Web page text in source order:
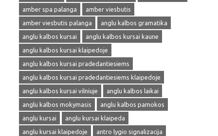
amber spa palanga
amber viesbutis
amber viesbutis palanga
anglu kalbos gramatika
anglu kalbos kursai
anglu kalbos kursai kaune
anglu kalbos kursai klaipedoje
anglu kalbos kursai pradedantiesiems
anglu kalbos kursai pradedantiesiems klaipedoje
anglu kalbos kursai vilniuje
anglu kalbos laikai
anglu kalbos mokymasis
anglu kalbos pamokos
anglu kursai
anglu kursai klaipeda
anglu kursai klaipedoje
antro lygio signalizacija